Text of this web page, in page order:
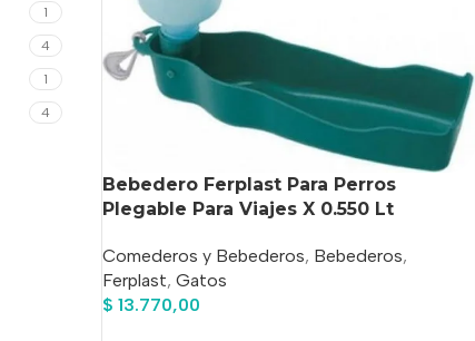
1
4
1
4
Bebedero Ferplast Para Perros
Plegable Para Viajes X 0.550 Lt
Comederos y Bebederos, Bebederos,
Ferplast, Gatos
$ 13.770,00